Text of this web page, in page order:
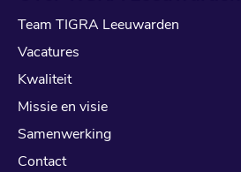
Team TIGRA Leeuwarden
Vacatures
Kwaliteit
Missie en visie
Samenwerking
Contact